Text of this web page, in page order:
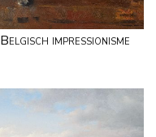
Belgisch impressionisme